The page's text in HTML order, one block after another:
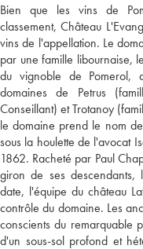
Bien que les vins de
classement, Château
vins de l'appellation. Le
par une famille libournaise,
du vignoble de Pomerol,
domaines de Petrus
Conseillant) et Trotanoy
le domaine prend le nom
sous la houlette de l'avocat
1862. Racheté par Paul
giron de ses descendants,
date, l'équipe du château
contrôle du domaine. Les
conscients du remarquable
d'un sous-sol profond et